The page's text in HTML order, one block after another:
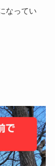
なってい